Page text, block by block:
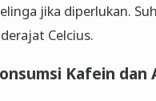
jika diperlukan.
Celcius.
Kafein dan